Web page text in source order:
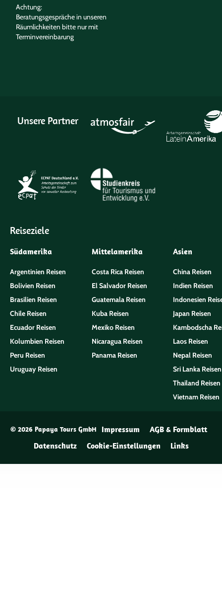
Achtung:
Beratungsgespräche in unseren
Räumlichkeiten bitte nur mit
Terminvereinbarung
Unsere Partner
Reiseziele
Südamerika
Argentinien Reisen
Bolivien Reisen
Brasilien Reisen
Chile Reisen
Ecuador Reisen
Kolumbien Reisen
Peru Reisen
Uruguay Reisen
Mittelamerika
Costa Rica Reisen
El Salvador Reisen
Guatemala Reisen
Kuba Reisen
Mexiko Reisen
Nicaragua Reisen
Panama Reisen
Asien
China Reisen
Indien Reisen
Indonesien
Japan Reisen
Kambodscha
Laos Reisen
Nepal Reisen
Sri Lanka Reisen
Thailand Reisen
Vietnam Reisen
© 2026 Papaya Tours GmbH Impressum
AGB & Formblatt
Datenschutz
Cookie-Einstellungen Links